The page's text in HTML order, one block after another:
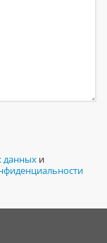
данных и